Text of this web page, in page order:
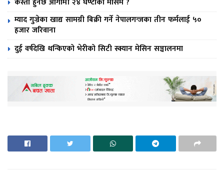
म्याद गुज्रेका खाद्य सामग्री बिक्री गर्ने नेपालगन्जका तीन फर्मलाई ५०
हजार जरिवाना
दुई वर्षदेखि थन्किएको भेरीको सिटी स्क्यान मेसिन सञ्चालनमा